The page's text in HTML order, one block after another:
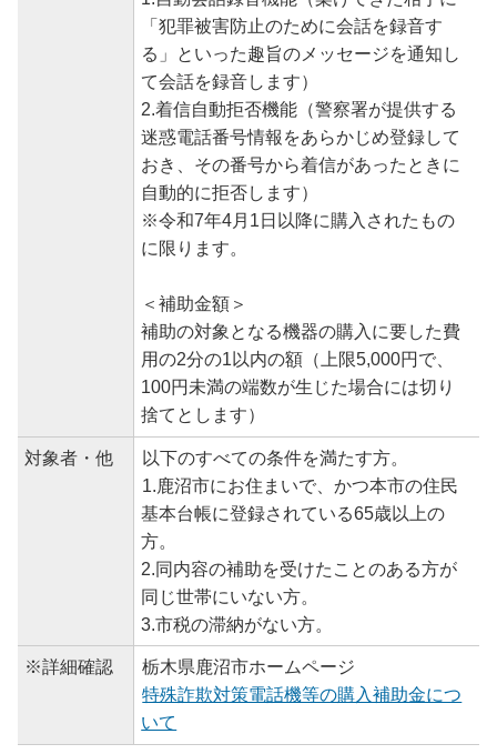
「犯罪被害防止のために会話を録音す
る」といった趣旨のメッセージを通知し
て会話を録音します）
2.着信自動拒否機能（警察署が提供する
迷惑電話番号情報をあらかじめ登録して
おき、その番号から着信があったときに
自動的に拒否します）
※令和7年4月1日以降に購入されたもの
に限ります。
＜補助金額＞
補助の対象となる機器の購入に要した費
用の2分の1以内の額（上限5,000円で、
100円未満の端数が生じた場合には切り
捨てとします）
対象者・他
以下のすべての条件を満たす方。
1.鹿沼市にお住まいで、かつ本市の住民
基本台帳に登録されている65歳以上の
方。
2.同内容の補助を受けたことのある方が
同じ世帯にいない方。
3.市税の滞納がない方。
※詳細確認
栃木県鹿沼市ホームページ
特殊詐欺対策電話機等の購入補助金につ
いて